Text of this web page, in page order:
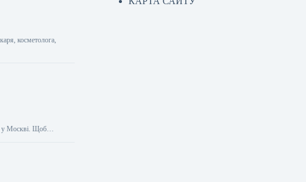
косметолога,
є у Москві. Щоб…